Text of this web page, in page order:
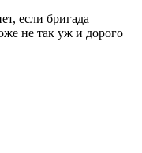
если бригада
не так уж и дорого